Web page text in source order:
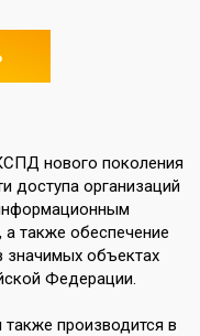
нового поколения
доступа организаций
также обеспечение
объектах
Федерации.
производится в